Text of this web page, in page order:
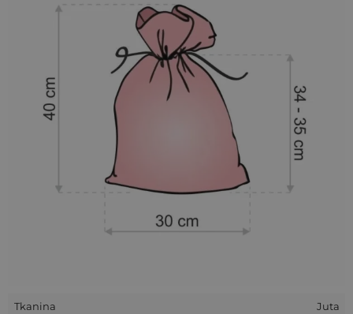
pozwolą Ci ładnie zapakować prezent w kilka chwil! Z nimi
zapakujesz podarunki bez taśmy klejącej i nożyczek. Nie
wymaga to również zdolności manualnych. Zamów swoje
ulubione worki na upominki lub materiałowe worki na duże
prezenty z naszej oferty już dziś i przekonaj się jakie to
Wszystkie nasze woreczki wykonywane są ręcznie. Ułożenie
ozdobnej aplikacji/nadruku na konkretnych przedmiotach
może nieznacznie różnić się od pokazanego na zdjęciach.
Tkanina Juta